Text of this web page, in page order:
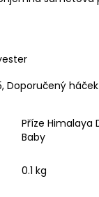
Doporučený
Příze Himalaya
Baby
0.1 kg